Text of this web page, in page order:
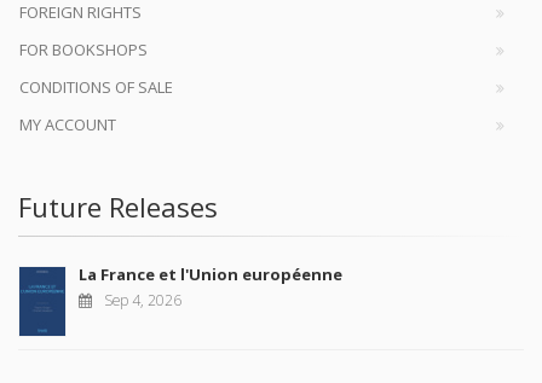
FOREIGN RIGHTS
FOR BOOKSHOPS
CONDITIONS OF SALE
MY ACCOUNT
Future Releases
La France et l'Union européenne
Sep 4, 2026